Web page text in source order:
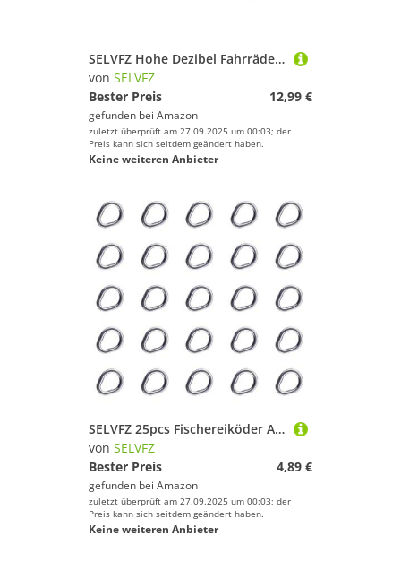
SELVFZ Hohe Dezibel Fahrräder Alarmhornlade
von SELVFZ
Bester Preis
12,99 €
gefunden bei Amazon
zuletzt überprüft am 27.09.2025 um 00:03; der
Preis kann sich seitdem geändert haben.
Keine weiteren Anbieter
SELVFZ 25pcs Fischereiköder Anschlüsse Birnenform Feste Fischringe Salzwasserfantes Tackle Link Einfach Zu Verwenden Birnenform Feste Ringe
von SELVFZ
Bester Preis
4,89 €
gefunden bei Amazon
zuletzt überprüft am 27.09.2025 um 00:03; der
Preis kann sich seitdem geändert haben.
Keine weiteren Anbieter